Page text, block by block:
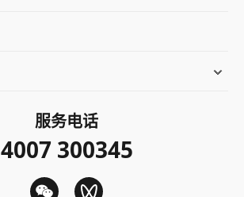
服务电话
4007 300345